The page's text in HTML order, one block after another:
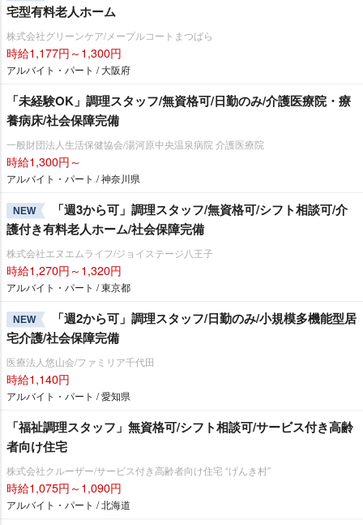
宅型有料老人ホーム
株式会社グリーンケア/メープルコートまつばら
時給1,177円～1,300円
アルバイト・パート / 大阪府
「未経験OK」調理スタッフ/無資格可/日勤のみ/介護医療院・療
養病床/社会保障完備
一般財団法人生活保健協会/湯河原中央温泉病院 介護医療院
時給1,300円～
アルバイト・パート / 神奈川県
NEW
「週3から可」調理スタッフ/無資格可/シフト相談可/介
護付き有料老人ホーム/社会保障完備
株式会社エヌエムライフ/ジョイステージ八王子
時給1,270円～1,320円
アルバイト・パート / 東京都
NEW
「週2から可」調理スタッフ/日勤のみ/小規模多機能型居
宅介護/社会保障完備
医療法人悠山会/ファミリア千代田
時給1,140円
アルバイト・パート / 愛知県
「福祉調理スタッフ」無資格可/シフト相談可/サービス付き高齢
者向け住宅
株式会社クルーザー/サービス付き高齢者向け住宅 “げんき村”
時給1,075円～1,090円
アルバイト・パート / 北海道